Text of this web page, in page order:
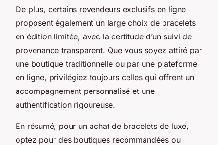
De plus, certains revendeurs exclusifs en ligne
proposent également un large choix de bracelets
en édition limitée, avec la certitude d’un suivi de
provenance transparent. Que vous soyez attiré par
une boutique traditionnelle ou par une plateforme
en ligne, privilégiez toujours celles qui offrent un
accompagnement personnalisé et une
authentification rigoureuse.
En résumé, pour un achat de bracelets de luxe,
optez pour des boutiques recommandées ou